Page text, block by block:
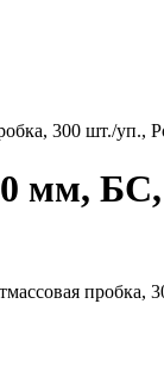
300 шт./уп.,
мм,